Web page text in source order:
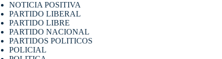
NOTICIA POSITIVA
PARTIDO LIBERAL
PARTIDO LIBRE
PARTIDO NACIONAL
PARTIDOS POLITICOS
POLICIAL